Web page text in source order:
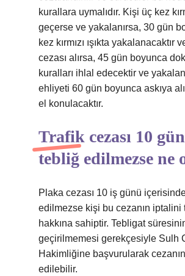
kurallara uymalıdır. Kişi üç kez
geçerse ve yakalanırsa, 30 gün
kez kırmızı ışıkta yakalanacaktır
cezası alırsa, 45 gün boyunca
kuralları ihlal edecektir ve
ehliyeti 60 gün boyunca askıya
el konulacaktır.
Trafik cezası 10
tebliğ edilmezse ne
Plaka cezası 10 iş günü
edilmezse kişi bu cezanın iptalini
hakkına sahiptir. Tebligat
geçirilmemesi gerekçesiyle Sulh
Hakimliğine başvurularak
edilebilir.